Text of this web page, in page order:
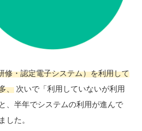
修・認定電子システム）を利用して
、 次いで「利用していないが利用
、半年でシステムの利用が進んで
した。